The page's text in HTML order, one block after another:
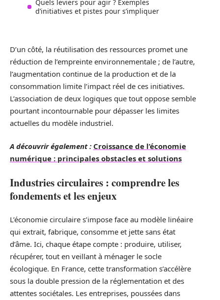
Quels leviers pour agir ? Exemples
d’initiatives et pistes pour s’impliquer
D’un côté, la réutilisation des ressources promet une
réduction de l’empreinte environnementale ; de l’autre,
l’augmentation continue de la production et de la
consommation limite l’impact réel de ces initiatives.
L’association de deux logiques que tout oppose semble
pourtant incontournable pour dépasser les limites
actuelles du modèle industriel.
A découvrir également : Croissance de l’économie
numérique : principales obstacles et solutions
Industries circulaires : comprendre les
fondements et les enjeux
L’économie circulaire s’impose face au modèle linéaire
qui extrait, fabrique, consomme et jette sans état
d’âme. Ici, chaque étape compte : produire, utiliser,
récupérer, tout en veillant à ménager le socle
écologique. En France, cette transformation s’accélère
sous la double pression de la réglementation et des
attentes sociétales. Les entreprises, poussées dans